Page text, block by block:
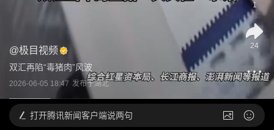
@极目视频
双汇再陷“毒猪肉”风波
2026-06-05 18:47 发布于湖北
1
24
打开腾讯新闻客户端说两句